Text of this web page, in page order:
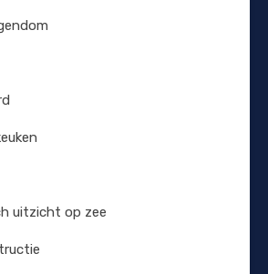
uitzicht op zee